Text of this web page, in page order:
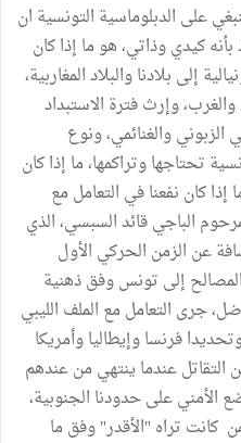
على الدبلوماسية التونسية ان
كيدي وذاتي، هو ما إذا كان
إلى بلادنا والبلاد المغاربية،
وإرث فترة الاستبداد
الزبوني والغنائمي، ونوع
تحتاجها وتراكمها، ما إذا كان
كان نفعنا في التعامل مع
الباجي قائد السبسي، الذي
عن الزمن الحركي الأول
إلى تونس وفق ذهنية
جرى التعامل مع الملف الليبي
فرنسا وإيطاليا وأمريكا
عندما ينتهي من عندهم
على حدودنا الجنوبية،
كانت تراه "الأقدر" وفق ما